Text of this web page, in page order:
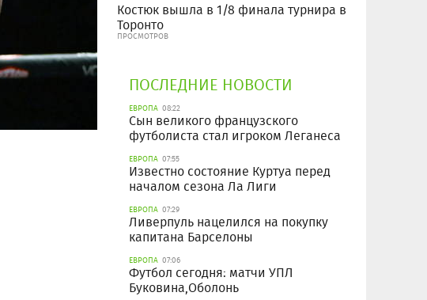
Костюк вышла в 1/8 финала турнира в
Торонто
ПРОСМОТРОВ
ПОСЛЕДНИЕ НОВОСТИ
ЕВРОПА 08:22
Сын великого французского
футболиста стал игроком Леганеса
ЕВРОПА 07:55
Известно состояние Куртуа перед
началом сезона Ла Лиги
ЕВРОПА 07:29
Ливерпуль нацелился на покупку
капитана Барселоны
ЕВРОПА 07:06
Футбол сегодня: матчи УПЛ
Буковина,Оболонь